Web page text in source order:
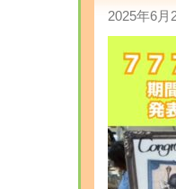
2025年6月